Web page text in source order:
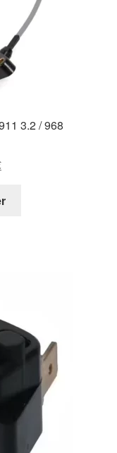
3.2 / 968
Le
actuel